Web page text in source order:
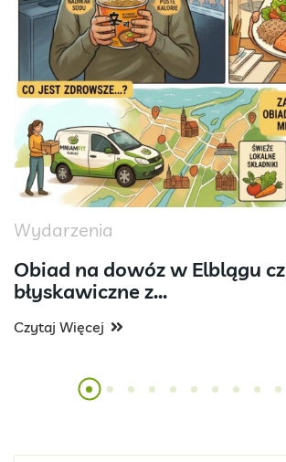
Wydarzenia
Obiad na dowóz w Elblągu
błyskawiczne z...
Czytaj Więcej